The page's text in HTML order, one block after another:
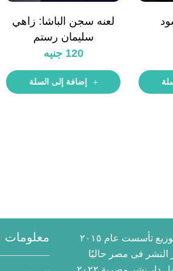
لعنه سجن الباشا: زاهي
سليمان رستم
120 جنيه
إضافة إلى السلة
تشكيل للنشر والتوزيع تأسست عام ٢٠١٥
النشر فى مصر حاليًا
معلومات